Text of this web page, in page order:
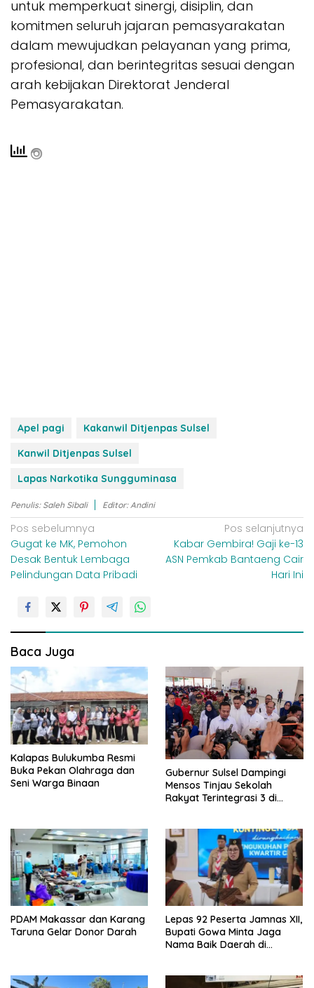
untuk memperkuat sinergi, disiplin, dan
komitmen seluruh jajaran pemasyarakatan
dalam mewujudkan pelayanan yang prima,
profesional, dan berintegritas sesuai dengan
arah kebijakan Direktorat Jenderal
Pemasyarakatan.
Apel pagi
Kakanwil Ditjenpas Sulsel
Kanwil Ditjenpas Sulsel
Lapas Narkotika Sungguminasa
Penulis: Saleh Sibali Editor: Andini
N
a
v
a
s
i
p
o
s
Pos sebelumnya
Gugat ke MK, Pemohon
Desak Bentuk Lembaga
Pelindungan Data Pribadi
Pos selanjutnya
Kabar Gembira! Gaji ke-13
ASN Pemkab Bantaeng Cair
Hari Ini
Baca Juga
Kalapas Bulukumba Resmi
Buka Pekan Olahraga dan
Seni Warga Binaan
Gubernur Sulsel Dampingi
Mensos Tinjau Sekolah
Rakyat Terintegrasi 3 di
PDAM Makassar dan Karang
Taruna Gelar Donor Darah
Lepas 92 Peserta Jamnas XII,
Bupati Gowa Minta Jaga
Nama Baik Daerah di